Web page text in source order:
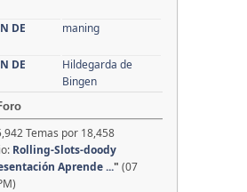
DE
maning
DE
Hildegarda de
Bingen
Temas por 18,458
Rolling-Slots-doody
Aprende ..." (07